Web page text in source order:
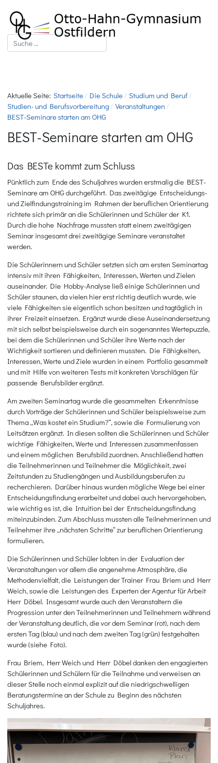
Suchen
Aktuelle Seite: Startseite Die Schule
Studium und Beruf
Studien- und Berufsvorbereitung
Veranstaltungen
BEST-Seminare starten am OHG
BEST-Seminare starten am OHG
Das BESTe kommt zum Schluss
Pünktlich zum Ende des Schuljahres wurden erstmalig die BEST-
Seminare am OHG durchgeführt. Das zweitägige Entscheidungs-
und Zielfindungstraining im Rahmen der beruflichen Orientierung
richtete sich primär an die Schülerinnen und Schüler der K1.
Durch die hohe Nachfrage mussten statt einem zweitägigen
Seminar insgesamt drei zweitägige Seminare veranstaltet
werden.
Die Schülerinnern und Schüler setzten sich am ersten Seminartag
intensiv mit ihren Fähigkeiten, Interessen, Werten und Zielen
auseinander. Die Hobby-Analyse ließ einige Schülerinnen und
Schüler staunen, da vielen hier erst richtig deutlich wurde, wie
viele Fähigkeiten sie eigentlich schon besitzen und tagtäglich in
ihrer Freizeit einsetzen. Ergänzt wurde diese Auseinandersetzung
mit sich selbst beispielsweise durch ein sogenanntes Wertepuzzle,
bei dem die Schülerinnen und Schüler ihre Werte nach der
Wichtigkeit sortieren und definieren mussten. Die Fähigkeiten,
Interessen, Werte und Ziele wurden in einem Portfolio gesammelt
und mit Hilfe von weiteren Tests mit konkreten Vorschlägen für
passende Berufsbilder ergänzt.
Am zweiten Seminartag wurde die gesammelten Erkenntnisse
durch Vorträge der Schülerinnen und Schüler beispielsweise zum
Thema „Was kostet ein Studium?“, sowie die Formulierung von
Leitsätzen ergänzt. In diesen sollten die Schülerinnen und Schüler
wichtige Fähigkeiten, Werte und Interessen zusammenfassen
und einem möglichen Berufsbild zuordnen. Anschließend hatten
die Teilnehmerinnen und Teilnehmer die Möglichkeit, zwei
Zeitstunden zu Studiengängen und Ausbildungsberufen zu
recherchieren. Darüber hinaus wurden mögliche Wege bei einer
Entscheidungsfindung erarbeitet und dabei auch hervorgehoben,
wie wichtig es ist, die Intuition bei der Entscheidungsfindung
miteinzubinden. Zum Abschluss mussten alle Teilnehmerinnen und
Teilnehmer ihre „nächsten Schritte“ zur beruflichen Orientierung
formulieren.
Die Schülerinnen und Schüler lobten in der Evaluation der
Veranstaltungen vor allem die angenehme Atmosphäre, die
Methodenvielfalt, die Leistungen der Trainer Frau Briem und Herr
Weich, sowie die Leistungen des Experten der Agentur für Arbeit
Herr Döbel. Insgesamt wurde auch den Veranstaltern die
Progression unter den Teilnehmerinnen und Teilnehmern während
der Veranstaltung deutlich, die vor dem Seminar (rot), nach dem
ersten Tag (blau) und nach dem zweiten Tag (grün) festgehalten
wurde (siehe Foto).
Frau Briem, Herr Weich und Herr Döbel danken den engagierten
Schülerinnen und Schülern für die Teilnahme und verweisen an
dieser Stelle noch einmal explizit auf die niedrigschwelligen
Beratungstermine an der Schule zu Beginn des nächsten
Schuljahres.